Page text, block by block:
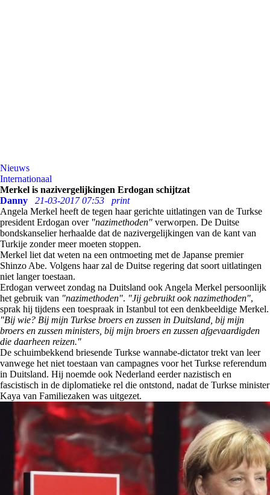
Nieuws
Internationaal
Merkel is nazivergelijkingen Erdogan schijtzat
Danny
21-03-2017 07:53
print
Angela Merkel heeft de tegen haar gerichte uitlatingen van de Turkse
president Erdogan over "nazimethoden" verworpen. De Duitse
bondskanselier herhaalde dat de nazivergelijkingen van de kant van
Turkije zonder meer moeten stoppen.
Merkel liet dat weten na een ontmoeting met de Japanse premier
Shinzo Abe. Volgens haar zal de Duitse regering dat soort uitlatingen
niet langer toestaan.
Erdogan verweet zondag na Duitsland ook Angela Merkel persoonlijk
het gebruik van "nazimethoden". "Jij gebruikt ook nazimethoden",
sprak hij tijdens een toespraak in Istanbul tot een denkbeeldige Merkel.
"Bij wie? Bij mijn Turkse broers en zussen in Duitsland, bij mijn
broers en zussen ministers, bij mijn broers en zussen afgevaardigden
die daarheen reizen."
De schuimbekkend briesende Turkse wannabe-dictator trekt van leer
vanwege het niet toestaan van campagnes voor het Turkse referendum
in Duitsland. Hij noemde ook Nederland eerder nazistisch en
fascistisch in de diplomatieke rel die ontstond, nadat de Turkse minister
Kaya van Familiezaken was uitgezet.